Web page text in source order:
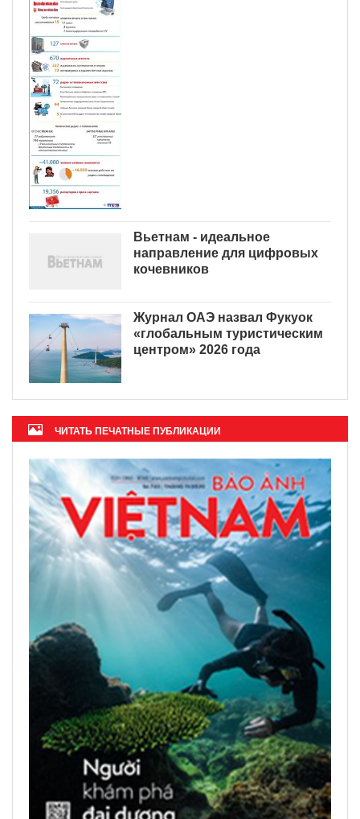
Вьетнам - идеальное
направление для цифровых
кочевников
Журнал ОАЭ назвал Фукуок
«глобальным туристическим
центром» 2026 года
ЧИТАТЬ ПЕЧАТНЫЕ ПУБЛИКАЦИИ